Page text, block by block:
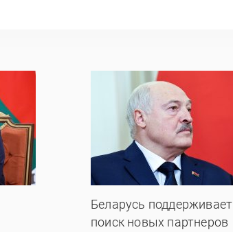
Беларусь поддерживает
поиск новых партнеров